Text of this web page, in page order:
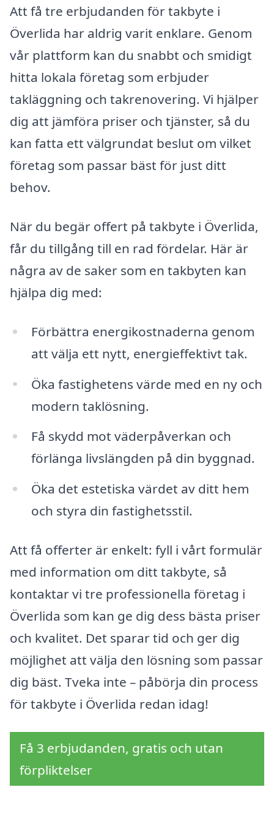
Att få tre erbjudanden för takbyte i
Överlida har aldrig varit enklare. Genom
vår plattform kan du snabbt och smidigt
hitta lokala företag som erbjuder
takläggning och takrenovering. Vi hjälper
dig att jämföra priser och tjänster, så du
kan fatta ett välgrundat beslut om vilket
företag som passar bäst för just ditt
behov.
När du begär offert på takbyte i Överlida,
får du tillgång till en rad fördelar. Här är
några av de saker som en takbyten kan
hjälpa dig med:
Förbättra energikostnaderna genom
att välja ett nytt, energieffektivt tak.
Öka fastighetens värde med en ny och
modern taklösning.
Få skydd mot väderpåverkan och
förlänga livslängden på din byggnad.
Öka det estetiska värdet av ditt hem
och styra din fastighetsstil.
Att få offerter är enkelt: fyll i vårt formulär
med information om ditt takbyte, så
kontaktar vi tre professionella företag i
Överlida som kan ge dig dess bästa priser
och kvalitet. Det sparar tid och ger dig
möjlighet att välja den lösning som passar
dig bäst. Tveka inte – påbörja din process
för takbyte i Överlida redan idag!
Få 3 erbjudanden, gratis och utan
förpliktelser